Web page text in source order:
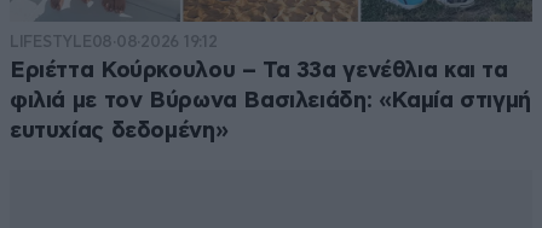
LIFESTYLE08·08·2026 19:12
Εριέττα Κούρκουλου – Τα 33α γενέθλια και τα
φιλιά με τον Βύρωνα Βασιλειάδη: «Καμία στιγμή
ευτυχίας δεδομένη»